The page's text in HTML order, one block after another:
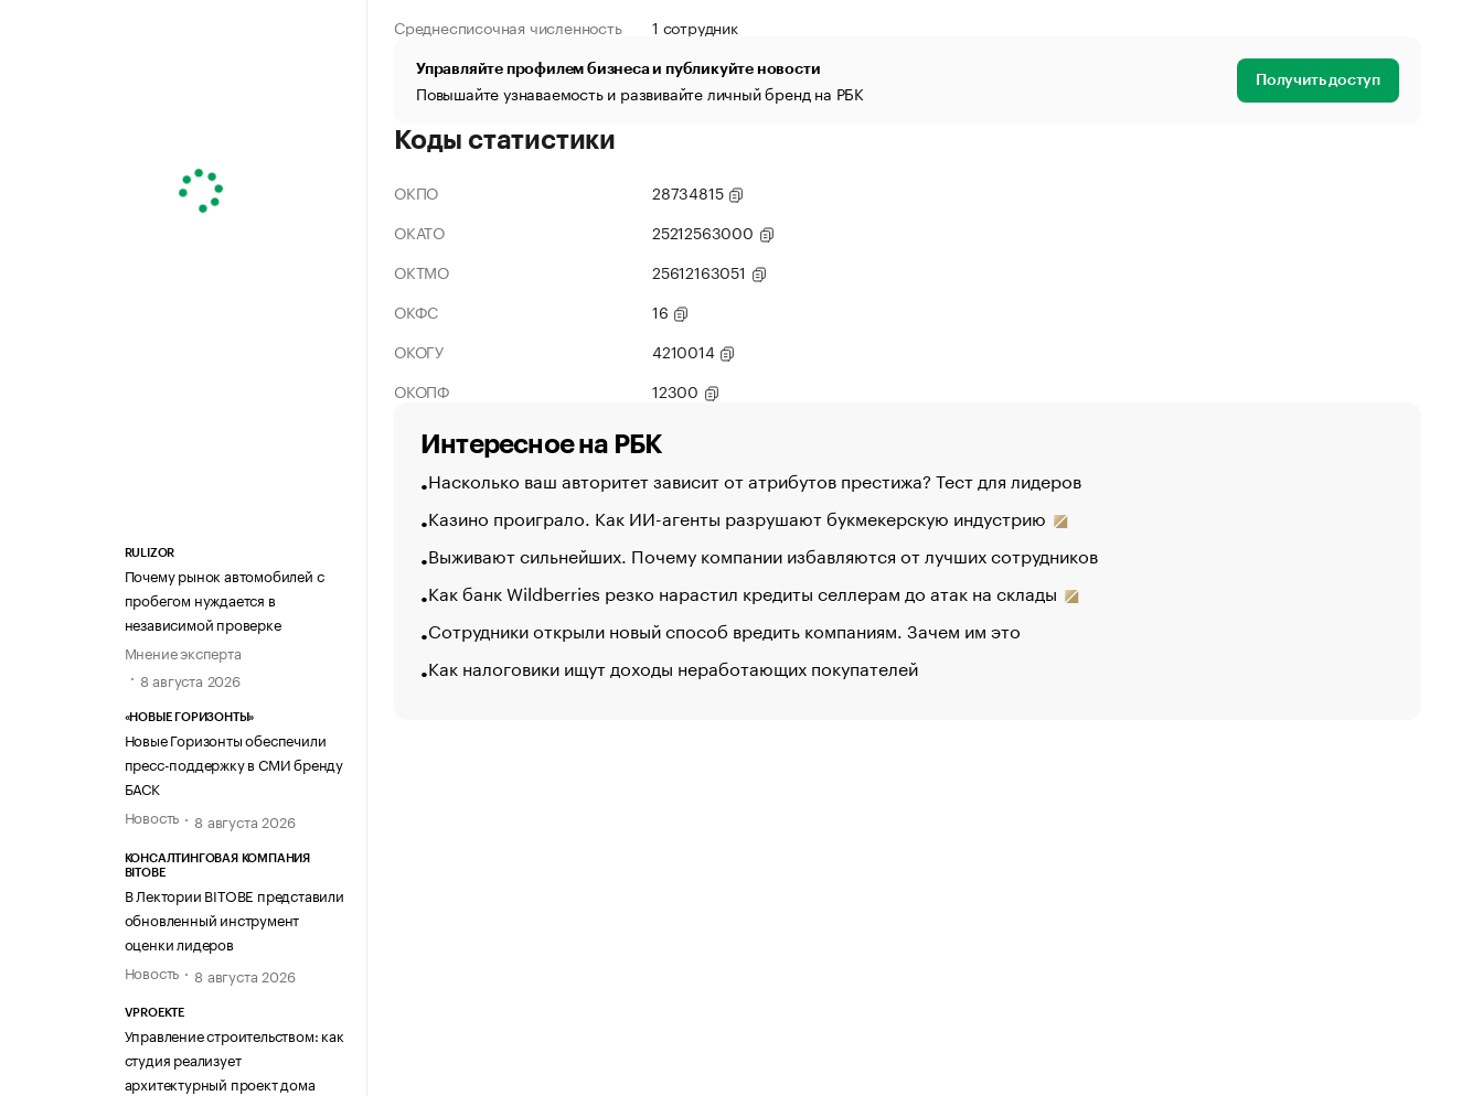
RULIZOR
Почему рынок автомобилей с
пробегом нуждается в
независимой проверке
Мнение эксперта
8 августа 2026
«НОВЫЕ ГОРИЗОНТЫ»
Новые Горизонты обеспечили
пресс-поддержку в СМИ бренду
БАСК
Новость
8 августа 2026
КОНСАЛТИНГОВАЯ КОМПАНИЯ
BITOBE
В Лектории BITOBE представили
обновленный инструмент
оценки лидеров
Новость
8 августа 2026
VPROEKTE
Управление строительством: как
студия реализует
архитектурный проект дома
Среднесписочная численность
1 сотрудник
Управляйте профилем бизнеса и публикуйте новости
Повышайте узнаваемость и развивайте личный бренд на РБК Получить доступ
Коды статистики
ОКПО
28734815
ОКАТО
25212563000
ОКТМО
25612163051
ОКФС
16
ОКОГУ
4210014
ОКОПФ
12300
Интересное на РБК
Насколько ваш авторитет зависит от атрибутов престижа? Тест для лидеров
Казино проиграло. Как ИИ-агенты разрушают букмекерскую индустрию
Выживают сильнейших. Почему компании избавляются от лучших сотрудников
Как банк Wildberries резко нарастил кредиты селлерам до атак на склады
Сотрудники открыли новый способ вредить компаниям. Зачем им это
Как налоговики ищут доходы неработающих покупателей